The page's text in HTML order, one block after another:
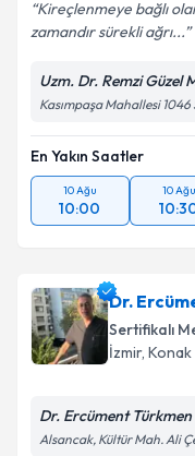
Kireçlenmeye bağlı
zamandır sürekli ağrı...
Uzm. Dr. Remzi Güzel
Kasımpaşa Mahallesi
En Yakın Saatler
10 Ağu
10:00
10 Ağu
Dr.
Sertifikalı
İzmir, Konak
Dr. Ercüment Türkmen
Alsancak, Kültür Mah. Ali